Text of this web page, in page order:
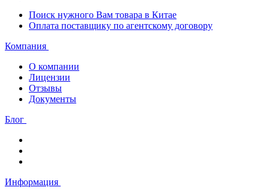
Поиск нужного Вам товара в Китае
Оплата поставщику по агентскому договору
Компания
О компании
Лицензии
Отзывы
Документы
Блог
Информация